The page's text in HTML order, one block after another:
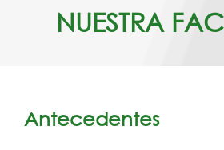
Nuestra Facultad
NUESTRA
Antecedentes